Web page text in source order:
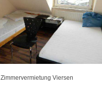
Zimmervermietung Viersen